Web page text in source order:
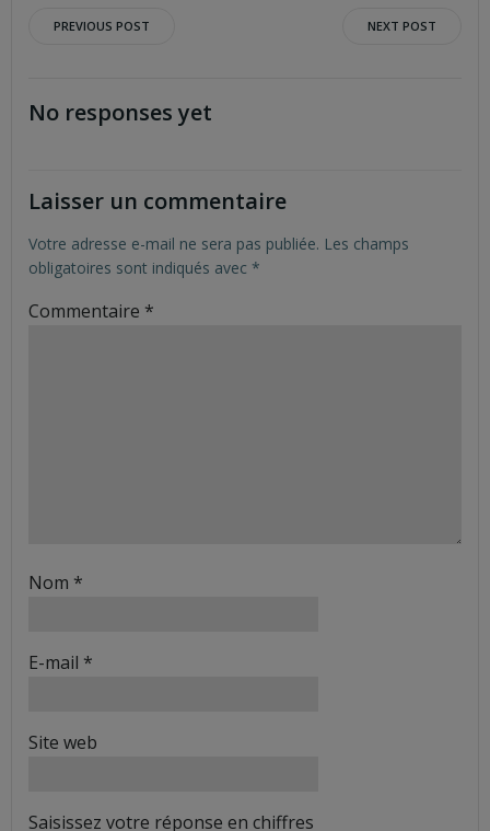
Post
PREVIOUS POST NEXT POST
No responses yet
Laisser un commentaire
Votre adresse e-mail ne sera pas publiée. Les champs
obligatoires sont indiqués avec *
Commentaire *
Nom *
E-mail *
Site web
Saisissez votre réponse en chiffres